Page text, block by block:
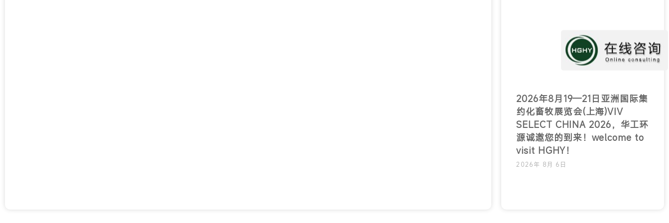
2026年8月19—21日亚洲国际集
约化畜牧展览会(上海)VIV
SELECT CHINA 2026，华工环
源诚邀您的到来！welcome to
visit HGHY！
2026年 8月 6日